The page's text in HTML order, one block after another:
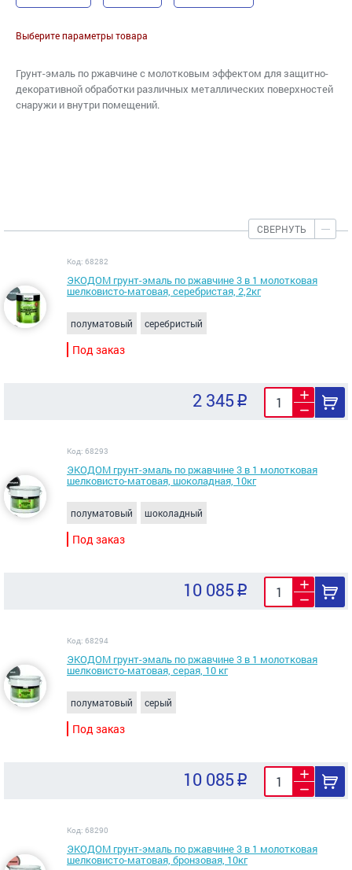
Выберите параметры товара
Грунт-эмаль по ржавчине с молотковым эффектом для защитно-
декоративной обработки различных металлических поверхностей
снаружи и внутри помещений.
СВЕРНУТЬ
Код: 68282
ЭКОДОМ грунт-эмаль по ржавчине 3 в 1 молотковая
шелковисто-матовая, серебристая, 2,2кг
полуматовый серебристый
Под заказ
2 345
Код: 68293
ЭКОДОМ грунт-эмаль по ржавчине 3 в 1 молотковая
шелковисто-матовая, шоколадная, 10кг
полуматовый шоколадный
Под заказ
10 085
Код: 68294
ЭКОДОМ грунт-эмаль по ржавчине 3 в 1 молотковая
шелковисто-матовая, серая, 10 кг
полуматовый серый
Под заказ
10 085
Код: 68290
ЭКОДОМ грунт-эмаль по ржавчине 3 в 1 молотковая
шелковисто-матовая, бронзовая, 10кг